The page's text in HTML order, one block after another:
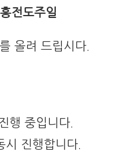
전도주일
올려 드립시다.
행 중입니다.
진행합니다.